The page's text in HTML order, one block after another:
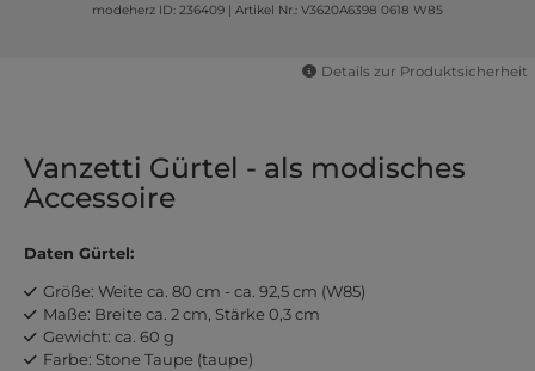
modeherz ID: 236409 | Artikel Nr.: V3620A6398 0618 W85
Details zur Produktsicherheit
Vanzetti Gürtel - als modisches
Accessoire
Daten Gürtel:
Größe: Weite ca. 80 cm - ca. 92,5 cm (W85)
Maße: Breite ca. 2 cm, Stärke 0,3 cm
Gewicht: ca. 60 g
Farbe: Stone Taupe (taupe)